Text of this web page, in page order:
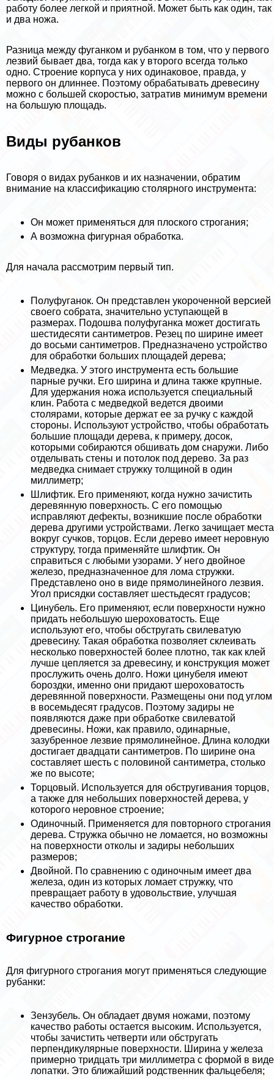
работу более легкой и приятной. Может быть как один, так
и два ножа.
Разница между фуганком и рубанком в том, что у первого
лезвий бывает два, тогда как у второго всегда только
одно. Строение корпуса у них одинаковое, правда, у
первого он длиннее. Поэтому обpaбатывать древесину
можно с большей скоростью, затратив минимум времени
на большую площадь.
Виды рубанков
Говоря о видах рубанков и их назначении, обратим
внимание на классификацию столярного инструмента:
Он может применяться для плоского строгания;
А возможна фигурная обработка.
Для начала рассмотрим первый тип.
Полуфуганок. Он представлен укороченной версией
своего собрата, значительно уступающей в
размерах. Подошва полуфуганка может достигать
шестидесяти сантиметров. Резец по ширине имеет
до восьми сантиметров. Предназначено устройство
для обработки больших площадей дерева;
Медведка. У этого инструмента есть большие
парные ручки. Его ширина и длина также крупные.
Для удержания ножа используется специальный
клин. Работа с медведкой ведется двоими
столярами, которые держат ее за ручку с каждой
стороны. Используют устройство, чтобы обработать
большие площади дерева, к примеру, досок,
которыми собираются обшивать дом снаружи. Либо
отделывать стены и потолок под дерево. За раз
медведка снимает стружку толщиной в один
миллиметр;
Шлифтик. Его применяют, когда нужно зачистить
деревянную поверхность. С его помощью
исправляют дефекты, возникшие после обработки
дерева другими устройствами. Легко зачищает места
вокруг cyчков, торцов. Если дерево имеет неровную
структуру, тогда применяйте шлифтик. Он
справиться с любыми узорами. У него двойное
железо, предназначенное для лома стружки.
Представлено оно в виде прямолинейного лезвия.
Угол присядки составляет шестьдесят градусов;
Цинубель. Его применяют, если поверхности нужно
придать небольшую шероховатость. Еще
используют его, чтобы обстругать свилеватую
древесину. Такая обработка позволяет склеивать
несколько поверхностей более плотно, так как клей
лучше цепляется за древесину, и конструкция может
прослужить очень долго. Ножи цинубеля имеют
бороздки, именно они придают шероховатость
деревянной поверхности. Размещены они под углом
в восемьдесят градусов. Поэтому задиры не
появляются даже при обработке свилеватой
древесины. Ножи, как правило, одинарные,
зазубренное лезвие прямолинейное. Длина колодки
достигает двадцати сантиметров. По ширине она
составляет шесть с половиной сантиметра, столько
же по высоте;
Торцовый. Используется для обстругивания торцов,
а также для небольших поверхностей дерева, у
которого неровное строение;
Одиночный. Применяется для повторного строгания
дерева. Стружка обычно не ломается, но возможны
на поверхности отколы и задиры небольших
размеров;
Двойной. По сравнению с одиночным имеет два
железа, один из которых ломает стружку, что
превращает работу в удовольствие, улучшая
качество обработки.
Фигурное строгание
Для фигурного строгания могут применяться следующие
рубанки:
Зензубель. Он обладает двумя ножами, поэтому
качество работы остается высоким. Используется,
чтобы зачистить четверти или обстругать
перпендикулярные поверхности. Ширина у железа
примерно тридцать три миллиметра с формой в виде
лопатки. Это ближайший родственник фальцебеля;